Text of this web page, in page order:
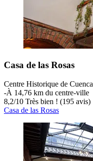
Casa de las Rosas
Centre Historique de Cuenca
‐À 14,76 km du centre-ville
8,2/10 Très bien ! (195 avis)
Casa de las Rosas